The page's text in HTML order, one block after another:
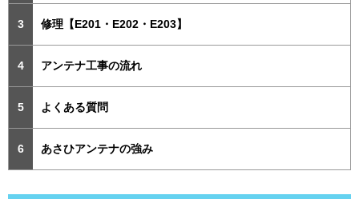
修理【E201・E202・E203】
アンテナ工事の流れ
よくある質問
あさひアンテナの強み